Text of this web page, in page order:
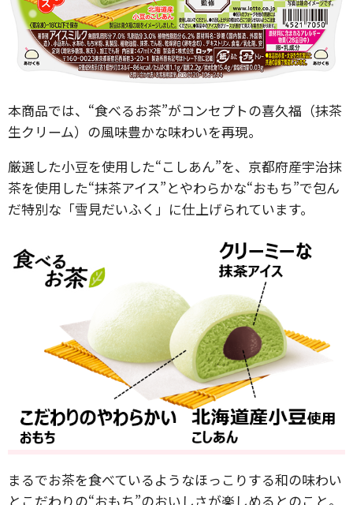
本商品では、“食べるお茶”がコンセプトの喜久福（抹茶
生クリーム）の風味豊かな味わいを再現。
厳選した小豆を使用した“こしあん”を、京都府産宇治抹
茶を使用した“抹茶アイス”とやわらかな“おもち”で包ん
だ特別な「雪見だいふく」に仕上げられています。
まるでお茶を食べているようなほっこりする和の味わい
とこだわりの“おもち”のおいしさが楽しめるとのこと。